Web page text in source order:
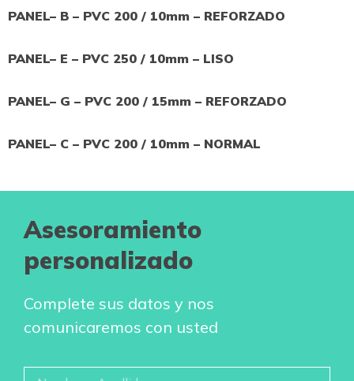
PANEL– B – PVC 200 / 10mm – REFORZADO
PANEL– E – PVC 250 / 10mm – LISO
PANEL– G – PVC 200 / 15mm – REFORZADO
PANEL– C – PVC 200 / 10mm – NORMAL
Asesoramiento
personalizado
Complete sus datos y nos
comunicaremos con usted